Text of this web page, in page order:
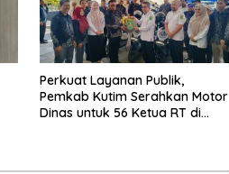
Perkuat Layanan Publik,
Pemkab Kutim Serahkan Motor
Dinas untuk 56 Ketua RT di